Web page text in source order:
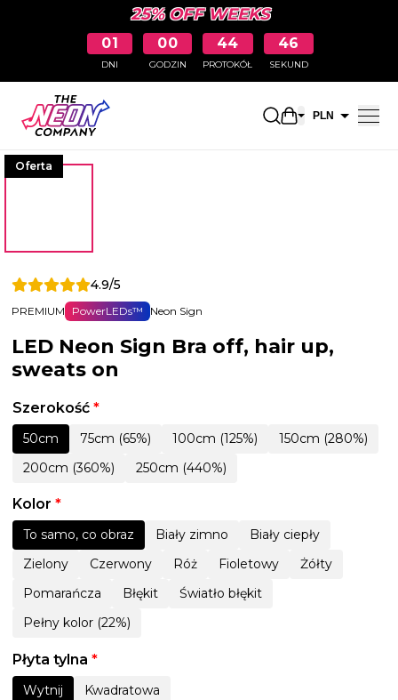
25% OFF WEEKS
01
DNI
00
GODZIN
44
PROTOKÓŁ
45
SEKUND
Otwarty koszyk
PLN
Oferta
4.9/5
PREMIUM PowerLEDs™ Neon Sign
LED Neon Sign Bra off, hair up,
sweats on
Szerokość *
50cm 75cm (65%) 100cm (125%)
150cm (280%)
200cm (360%)
250cm (440%)
Kolor *
To samo, co obraz Biały zimno
Biały ciepły
Zielony
Czerwony Róż Fioletowy
Żółty
Pomarańcza
Błękit
Światło błękit
Pełny kolor (22%)
Płyta tylna *
Wytnij Kwadratowa